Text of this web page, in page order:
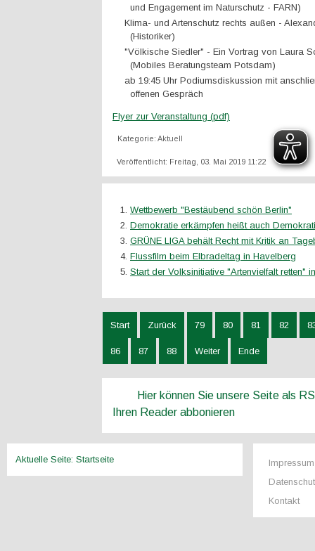
und Engagement im Naturschutz - FARN)
Klima- und Artenschutz rechts außen -
(Historiker)
"Völkische Siedler" - Ein Vortrag von Laura
(Mobiles Beratungsteam Potsdam)
ab 19:45 Uhr Podiumsdiskussion mit
offenen Gespräch
Flyer zur Veranstaltung (pdf)
Kategorie: Aktuell
Veröffentlicht: Freitag, 03. Mai 2019 11:22
Wettbewerb "Bestäubend schön Berlin"
Demokratie erkämpfen heißt auch
GRÜNE LIGA behält Recht mit Kritik an
Flussfilm beim Elbradeltag in Havelberg
Start der Volksinitiative "Artenvielfalt retten"
Start Zurück 79 80 81 82
86 87 88 Weiter Ende
Hier können Sie unsere Seite als
Ihren Reader abbonieren
Aktuelle Seite: Startseite
Impressum
Kontakt